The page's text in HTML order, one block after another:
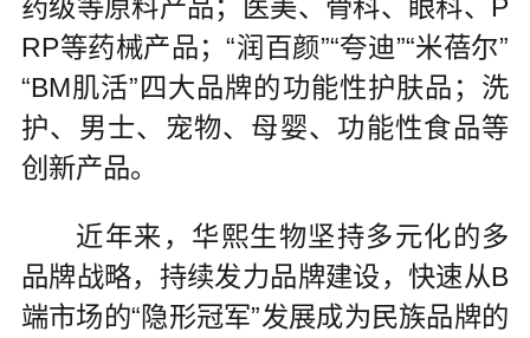
药级等原料产品；医美、骨科、眼科、P
RP等药械产品；“润百颜”“夸迪”“米蓓尔”
“BM肌活”四大品牌的功能性护肤品；洗
护、男士、宠物、母婴、功能性食品等
创新产品。
近年来，华熙生物坚持多元化的多
品牌战略，持续发力品牌建设，快速从B
端市场的“隐形冠军”发展成为民族品牌的